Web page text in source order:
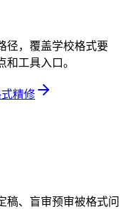
径，覆盖学校格式要
工具入口。
精修
稿、盲审预审被格式问